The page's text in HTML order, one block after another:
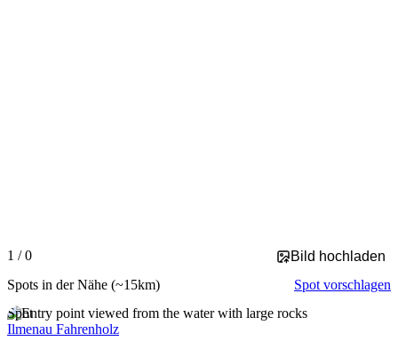
Slide 1 of 0 is displayed
1 / 0
Bild hochladen
Spots in der Nähe (~15km)
Spot vorschlagen
Spot
Ilmenau Fahrenholz